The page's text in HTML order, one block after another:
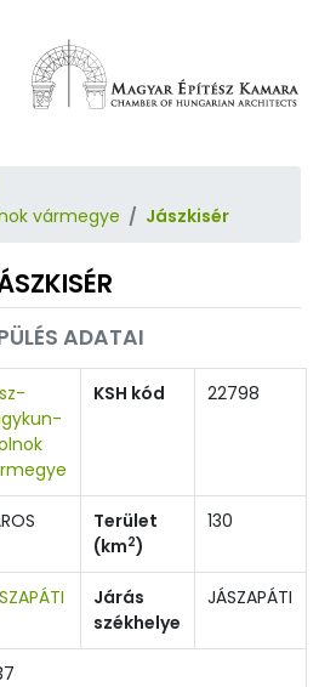
vármegye
Jászkisér
ADATAI
KSH kód 22798
Terület
(km2)
130
Járás
székhelye
JÁSZAPÁTI